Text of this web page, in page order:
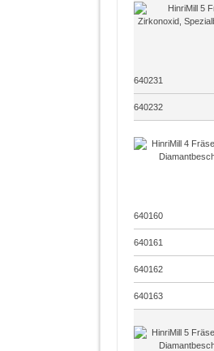
640231
640232
640160
640161
640162
640163